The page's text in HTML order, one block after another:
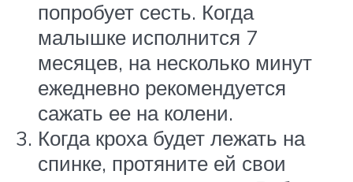
попробует сесть. Когда
малышке исполнится 7
месяцев, на несколько минут
ежедневно рекомендуется
сажать ее на колени.
Когда кроха будет лежать на
спинке, протяните ей свои